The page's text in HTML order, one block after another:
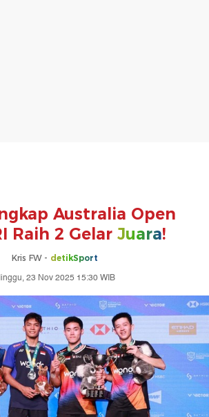
Australia Open
Raih 2 Gelar Juara!
Kris FW - detikSport
23 Nov 2025 15:30 WIB